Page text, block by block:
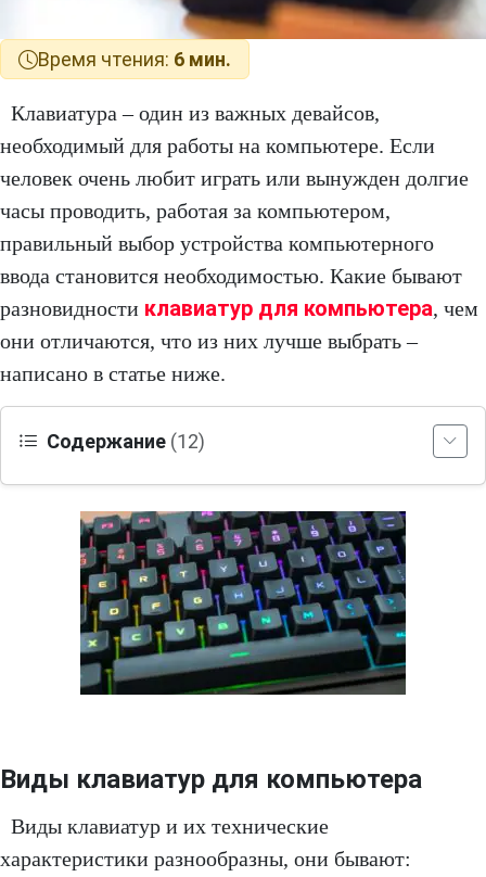
Время чтения: 6 мин.
Клавиатура – один из важных девайсов,
необходимый для работы на компьютере. Если
человек очень любит играть или вынужден долгие
часы проводить, работая за компьютером,
правильный выбор устройства компьютерного
ввода становится необходимостью. Какие бывают
разновидности клавиатур для компьютера, чем
они отличаются, что из них лучше выбрать –
написано в статье ниже.
Содержание (12)
Виды клавиатур для компьютера
Виды клавиатур и их технические
характеристики разнообразны, они бывают: